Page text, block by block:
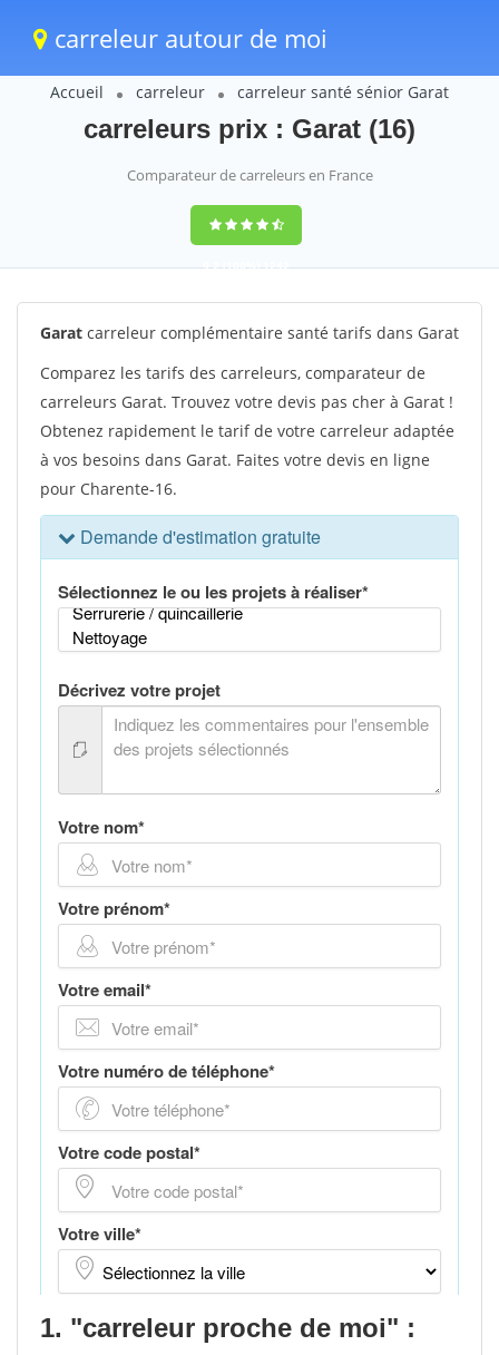
carreleur autour de moi
Accueil carreleur carreleur santé sénior Garat
carreleurs prix : Garat (16)
Comparateur de carreleurs en France
9,2(100%)1242
votes
Garat carreleur complémentaire santé tarifs dans Garat
Comparez les tarifs des carreleurs, comparateur de
carreleurs Garat. Trouvez votre devis pas cher à Garat !
Obtenez rapidement le tarif de votre carreleur adaptée
à vos besoins dans Garat. Faites votre devis en ligne
pour Charente-16.
1. "carreleur proche de moi" :